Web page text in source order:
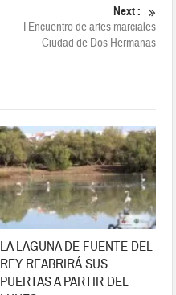
Next :
I Encuentro de artes marciales
Ciudad de Dos Hermanas
LA LAGUNA DE FUENTE DEL
REY REABRIRÁ SUS
PUERTAS A PARTIR DEL